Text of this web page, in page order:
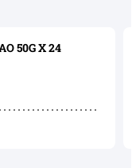
50G X 24